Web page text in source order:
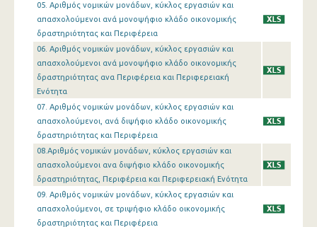
05. Αριθμός νομικών μονάδων, κύκλος εργασιών και
απασχολούμενοι ανά μονοψήφιο κλάδο οικονομικής
δραστηριότητας και Περιφέρεια
06. Αριθμός νομικών μονάδων, κύκλος εργασιών και
απασχολούμενοι ανά μονοψήφιο κλάδο οικονομικής
δραστηριότητας ανα Περιφέρεια και Περιφερειακή
Ενότητα
07. Αριθμός νομικών μονάδων, κύκλος εργασιών και
απασχολούμενοι, ανά διψήφιο κλάδο οικονομικής
δραστηριότητας και Περιφέρεια
08.Αριθμός νομικών μονάδων, κύκλος εργασιών και
απασχολούμενοι ανα διψήφιο κλάδο οικονομικής
δραστηριότητας, Περιφέρεια και Περιφερειακή Ενότητα
09. Αριθμός νομικών μονάδων, κύκλος εργασιών και
απασχολούμενοι, σε τριψήφιο κλάδο οικονομικής
δραστηριότητας και Περιφέρεια